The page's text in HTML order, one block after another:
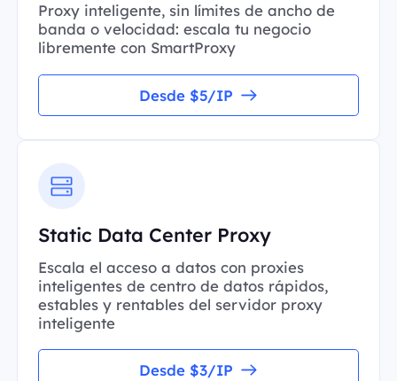
Proxy inteligente, sin límites de ancho de
banda o velocidad: escala tu negocio
libremente con SmartProxy
Desde $5/IP
Static Data Center Proxy
Escala el acceso a datos con proxies
inteligentes de centro de datos rápidos,
estables y rentables del servidor proxy
inteligente
Desde $3/IP